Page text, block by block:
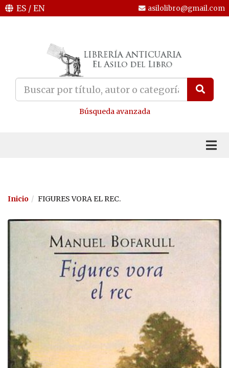
ES / EN asilolibro@gmail.com
Búsqueda avanzada
Inicio FIGURES VORA EL REC.